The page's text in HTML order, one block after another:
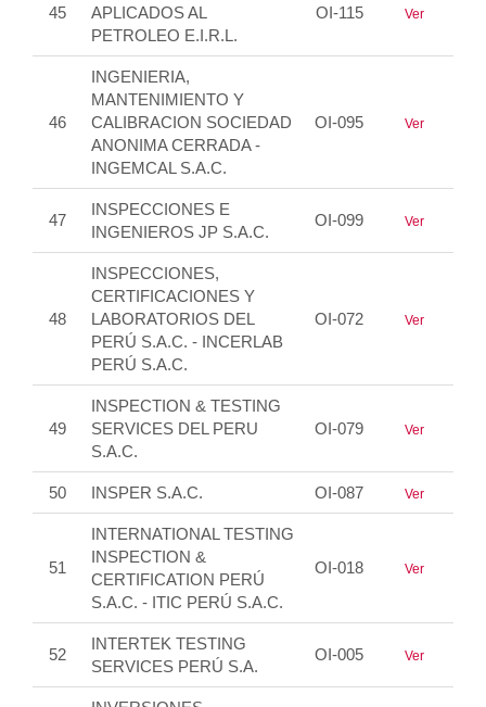
45
APLICADOS AL
PETROLEO E.I.R.L.
OI-115 Ver
46
INGENIERIA,
MANTENIMIENTO Y
CALIBRACION SOCIEDAD
ANONIMA CERRADA -
INGEMCAL S.A.C.
OI-095 Ver
47
INSPECCIONES E
INGENIEROS JP S.A.C.
OI-099 Ver
48
INSPECCIONES,
CERTIFICACIONES Y
LABORATORIOS DEL
PERÚ S.A.C. - INCERLAB
PERÚ S.A.C.
OI-072 Ver
49
INSPECTION & TESTING
SERVICES DEL PERU
S.A.C.
OI-079 Ver
50 INSPER S.A.C. OI-087 Ver
51
INTERNATIONAL TESTING
INSPECTION &
CERTIFICATION PERÚ
S.A.C. - ITIC PERÚ S.A.C.
OI-018 Ver
52
INTERTEK TESTING
SERVICES PERÚ S.A.
OI-005 Ver